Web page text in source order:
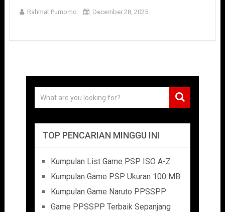
Rahmat Purnomo December 28, 2025
TOP PENCARIAN MINGGU INI
Kumpulan List Game PSP ISO A-Z
Kumpulan Game PSP Ukuran 100 MB
Kumpulan Game Naruto PPSSPP
Game PPSSPP Terbaik Sepanjang